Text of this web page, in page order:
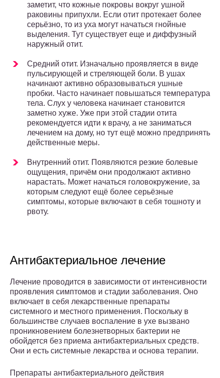
заметит, что кожные покровы вокруг ушной
раковины припухли. Если отит протекает более
серьёзно, то из уха могут начаться гнойные
выделения. Тут существует еще и диффузный
наружный отит.
Средний отит. Изначально проявляется в виде
пульсирующей и стреляющей боли. В ушах
начинают активно образовываться ушные
пробки. Часто начинает повышаться температура
тела. Слух у человека начинает становится
заметно хуже. Уже при этой стадии отита
рекомендуется идти к врачу, а не заниматься
лечением на дому, но тут ещё можно предпринять
действенные меры.
Внутренний отит. Появляются резкие болевые
ощущения, причём они продолжают активно
нарастать. Может начаться головокружение, за
которым следуют ещё более серьёзные
симптомы, которые включают в себя тошноту и
рвоту.
Антибактериальное лечение
Лечение проводится в зависимости от интенсивности
проявления симптомов и стадии заболевания. Оно
включает в себя лекарственные препараты
системного и местного применения. Поскольку в
большинстве случаев воспаление в ухе вызвано
проникновением болезнетворных бактерии не
обойдется без приема антибактериальных средств.
Они и есть системные лекарства и основа терапии.
Препараты антибактериального действия